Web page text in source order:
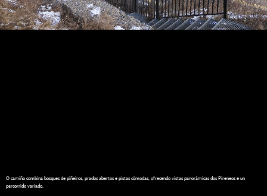
O camiño combina bosques de piñeiros, prados abertos e pistas cómodas, ofrecendo vistas panorámicas dos Pireneos e un
percorrido variado.